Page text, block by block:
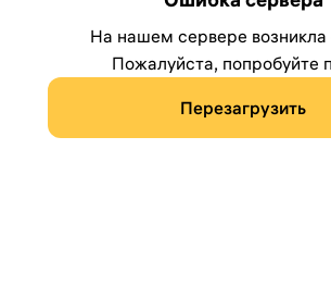
На нашем сервере
Пожалуйста, попробуйте
Перезагрузить